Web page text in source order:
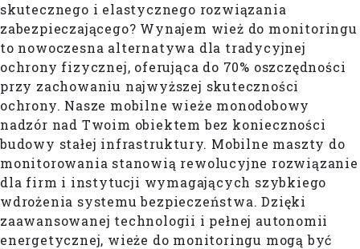
skutecznego i elastycznego rozwiązania
zabezpieczającego? Wynajem wież do monitoringu
to nowoczesna alternatywa dla tradycyjnej
ochrony fizycznej, oferująca do 70% oszczędności
przy zachowaniu najwyższej skuteczności
ochrony. Nasze mobilne wieże monodobowy
nadzór nad Twoim obiektem bez konieczności
budowy stałej infrastruktury. Mobilne maszty do
monitorowania stanowią rewolucyjne rozwiązanie
dla firm i instytucji wymagających szybkiego
wdrożenia systemu bezpieczeństwa. Dzięki
zaawansowanej technologii i pełnej autonomii
energetycznej, wieże do monitoringu mogą być